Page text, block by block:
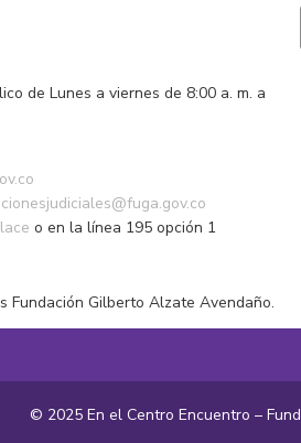
de Lunes a viernes de 8:00 a. m. a
o en la línea 195 opción 1
Fundación Gilberto Alzate Avendaño.
© 2025 En el Centro Encuentro –